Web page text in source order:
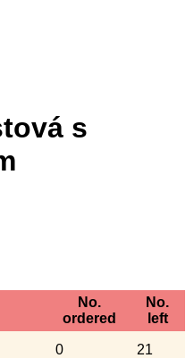
s
No.
ordered
No.
left
0
21